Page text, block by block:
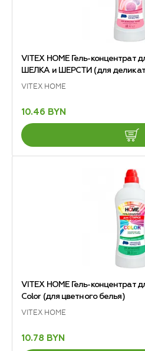
VITEX HOME Гель-концентрат
ШЕЛКА и ШЕРСТИ (для
VITEX HOME
10.46 BYN
VITEX HOME Гель-концентрат
Color (для цветного белья)
VITEX HOME
10.78 BYN